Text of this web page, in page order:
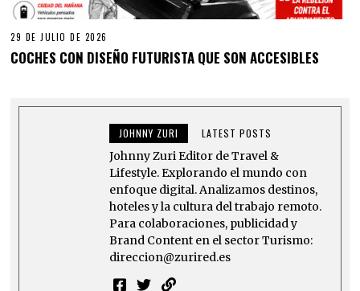
29 DE JULIO DE 2026
COCHES CON DISEÑO FUTURISTA QUE SON ACCESIBLES
JOHNNY ZURI LATEST POSTS
Johnny Zuri Editor de Travel &
Lifestyle. Explorando el mundo con
enfoque digital. Analizamos destinos,
hoteles y la cultura del trabajo remoto.
Para colaboraciones, publicidad y
Brand Content en el sector Turismo:
direccion@zurired.es